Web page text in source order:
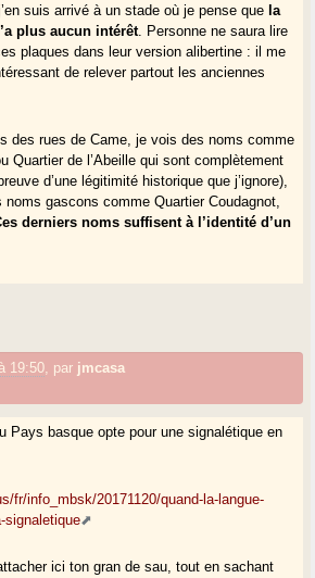
suis arrivé à un stade où je pense que la
plus aucun intérêt. Personne ne saura lire
plaques dans leur version alibertine : il me
de relever partout les anciennes
des rues de Came, je vois des noms comme
Quartier de l’Abeille qui sont complètement
d’une légitimité historique que j’ignore),
gascons comme Quartier Coudagnot,
derniers noms suffisent à l’identité d’un
19:50 par jmcasa
Pays basque opte pour une signalétique en
fr/info_mbsk/20171120/quand-la-langue-
signaletique
ici ton gran de sau, tout en sachant